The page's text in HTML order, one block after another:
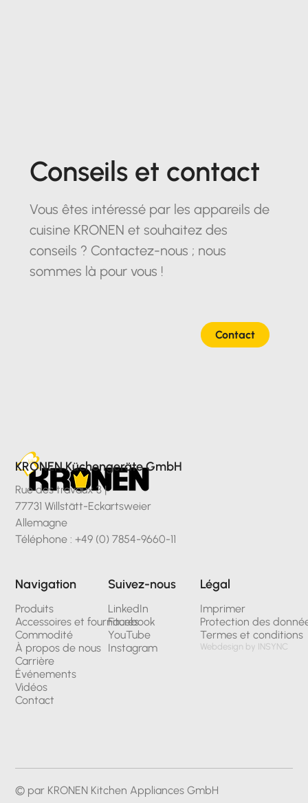
Conseils et contact
Vous êtes intéressé par les appareils de
cuisine KRONEN et souhaitez des
conseils ? Contactez-nous ; nous
sommes là pour vous !
Contact
© par KRONEN Kitchen Appliances GmbH
KRONEN Küchengeräte GmbH
Rue des travaux 3 |
77731 Willstätt-Eckartsweier
Allemagne
Téléphone : +49 (0) 7854-9660-11
Navigation
Produits
Accessoires et fournitures
Commodité
À propos de nous
Carrière
Événements
Vidéos
Contact
Suivez-nous
LinkedIn
Facebook
YouTube
Instagram
Légal
Imprimer
Protection des
Termes et conditions
Webdesign by INSYNC